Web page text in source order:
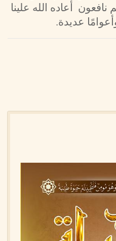
نافعون أعاده الله علينا
عديدة.